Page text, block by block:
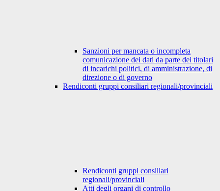
Sanzioni per mancata o incompleta
comunicazione dei dati da parte dei titolari
di incarichi politici, di amministrazione, di
direzione o di governo
Rendiconti gruppi consiliari regionali/provinciali
Rendiconti gruppi consiliari
regionali/provinciali
Atti degli organi di controllo